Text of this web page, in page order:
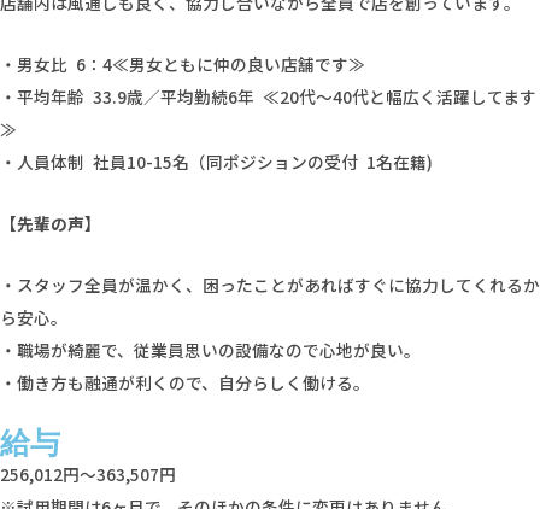
・男女比 6：4≪男女ともに仲の良い店舗です≫
・平均年齢 33.9歳／平均勤続6年 ≪20代～40代と幅広く活躍してます
≫
・人員体制 社員10-15名（同ポジションの受付 1名在籍)
【先輩の声】
・スタッフ全員が温かく、困ったことがあればすぐに協力してくれるか
ら安心。
・職場が綺麗で、従業員思いの設備なので心地が良い。
・働き方も融通が利くので、自分らしく働ける。
給与
256,012円～363,507円